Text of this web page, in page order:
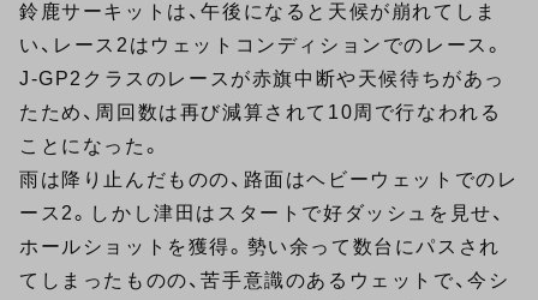
鈴鹿サーキットは、午後になると天候が崩れてしま
い、レース2はウェットコンディションでのレース。
J-GP2クラスのレースが赤旗中断や天候待ちがあっ
たため、周回数は再び減算されて10周で行なわれる
ことになった。
雨は降り止んだものの、路面はヘビーウェットでのレ
ース2。しかし津田はスタートで好ダッシュを見せ、
ホールショットを獲得。勢い余って数台にパスされ
てしまったものの、苦手意識のあるウェットで、今シ